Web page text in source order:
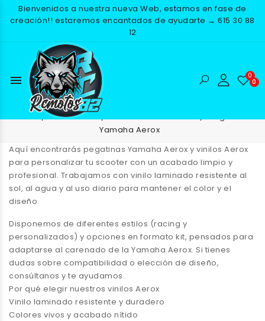
Bienvenidos a nuestra nueva Web, estamos en fase de
creación!! estaremos encantados de ayudarte → 615 30 88
12
menu
Pegatinas Yamaha Aerox
Inicio ADHESIVOS PEGATINAS SCOOTER
Pegatinas
Yamaha Aerox
Aquí encontrarás pegatinas Yamaha Aerox y vinilos Aerox
para personalizar tu scooter con un acabado limpio y
profesional. Trabajamos con vinilo laminado resistente al
sol, al agua y al uso diario para mantener el color y el
diseño.
Disponemos de diferentes estilos (racing y
personalizados) y opciones en formato kit, pensados para
adaptarse al carenado de la Yamaha Aerox. Si tienes
dudas sobre compatibilidad o elección de diseño,
consúltanos y te ayudamos.
Por qué elegir nuestros vinilos Aerox
Vinilo laminado resistente y duradero
Colores vivos y acabado nítido